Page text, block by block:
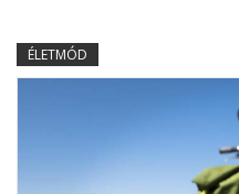
ÉLETMÓD